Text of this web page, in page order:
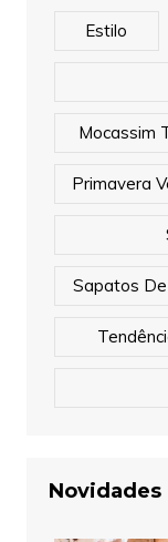
Estilo
Mocassim
Primavera
Sapatos De
Novidades